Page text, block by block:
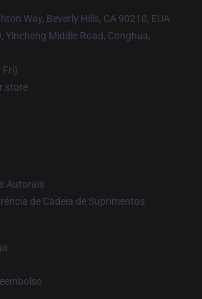
Way, Beverly Hills, CA 90210, EUA
Yincheng Middle Road, Conghua,
Fri)
Autorais
de Cadeia de Suprimentos